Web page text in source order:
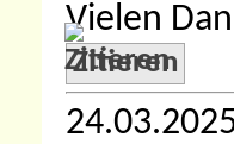
Vielen
Zitieren